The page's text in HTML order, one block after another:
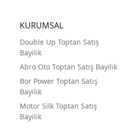
KURUMSAL
Double Up Toptan Satış
Bayilik
Abro Oto Toptan Satış Bayilik
Bor Power Toptan Satış
Bayilik
Motor Silk Toptan Satış
Bayilik